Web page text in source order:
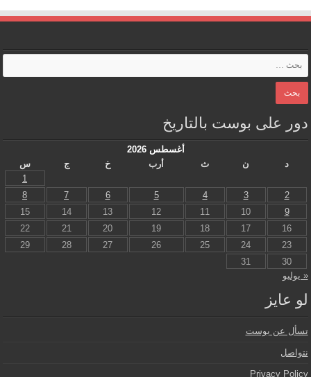
دور على بوست بالتاريخ
أغسطس 2026
د
ن ث أرب خ ج
س
1
2
3
4
5
6
7
8
9
10
11
12
13
14
15
16
17
18
19
20
21
22
23
24
25
26
27
28
29
30
31
« يوليو
لو عايز
تسأل عن بوست
نتواصل
Privacy Policy